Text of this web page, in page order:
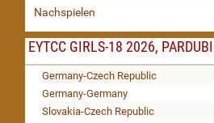
Nachspielen
EYTCC GIRLS-18 2026,
Germany-Czech Republic
Germany-Germany
Slovakia-Czech Republic